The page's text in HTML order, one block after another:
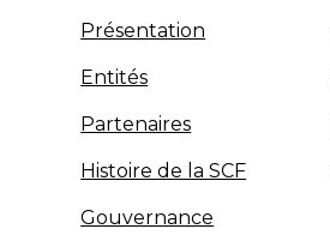
Présentation
Entités
Partenaires
Histoire de la SCF
Gouvernance